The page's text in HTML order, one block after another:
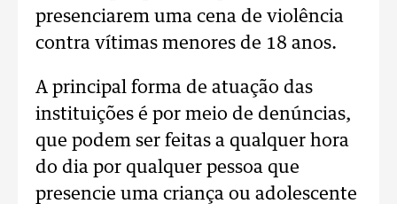
presenciarem uma cena de violência
contra vítimas menores de 18 anos.
A principal forma de atuação das
instituições é por meio de denúncias,
que podem ser feitas a qualquer hora
do dia por qualquer pessoa que
presencie uma criança ou adolescente